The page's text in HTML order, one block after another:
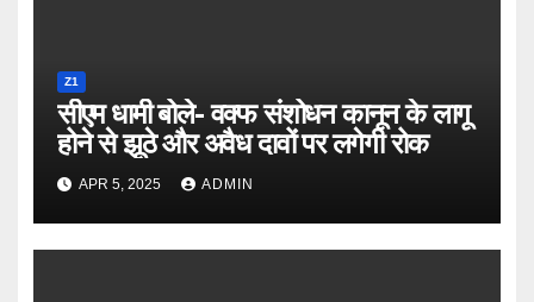
Z1
सीएम धामी बोले- वक्फ संशोधन कानून के लागू
होने से झूठे और अवैध दावों पर लगेगी रोक
APR 5, 2025 ADMIN